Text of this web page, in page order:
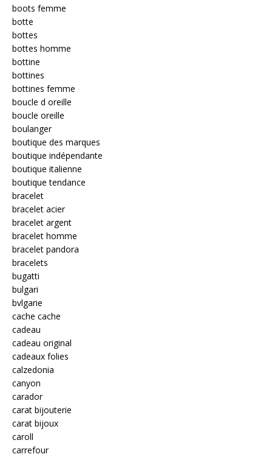
boots femme
botte
bottes
bottes homme
bottine
bottines
bottines femme
boucle d oreille
boucle oreille
boulanger
boutique des marques
boutique indépendante
boutique italienne
boutique tendance
bracelet
bracelet acier
bracelet argent
bracelet homme
bracelet pandora
bracelets
bugatti
bulgari
bvlgarie
cache cache
cadeau
cadeau original
cadeaux folies
calzedonia
canyon
carador
carat bijouterie
carat bijoux
caroll
carrefour